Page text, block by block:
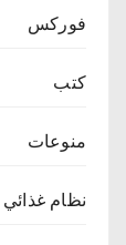
فوركس
كتب
منوعات
نظام غذائي